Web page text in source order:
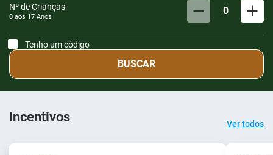
Nº de Crianças
0 aos 17 Anos 0
Tenho um código
BUSCAR
Incentivos Ver todos